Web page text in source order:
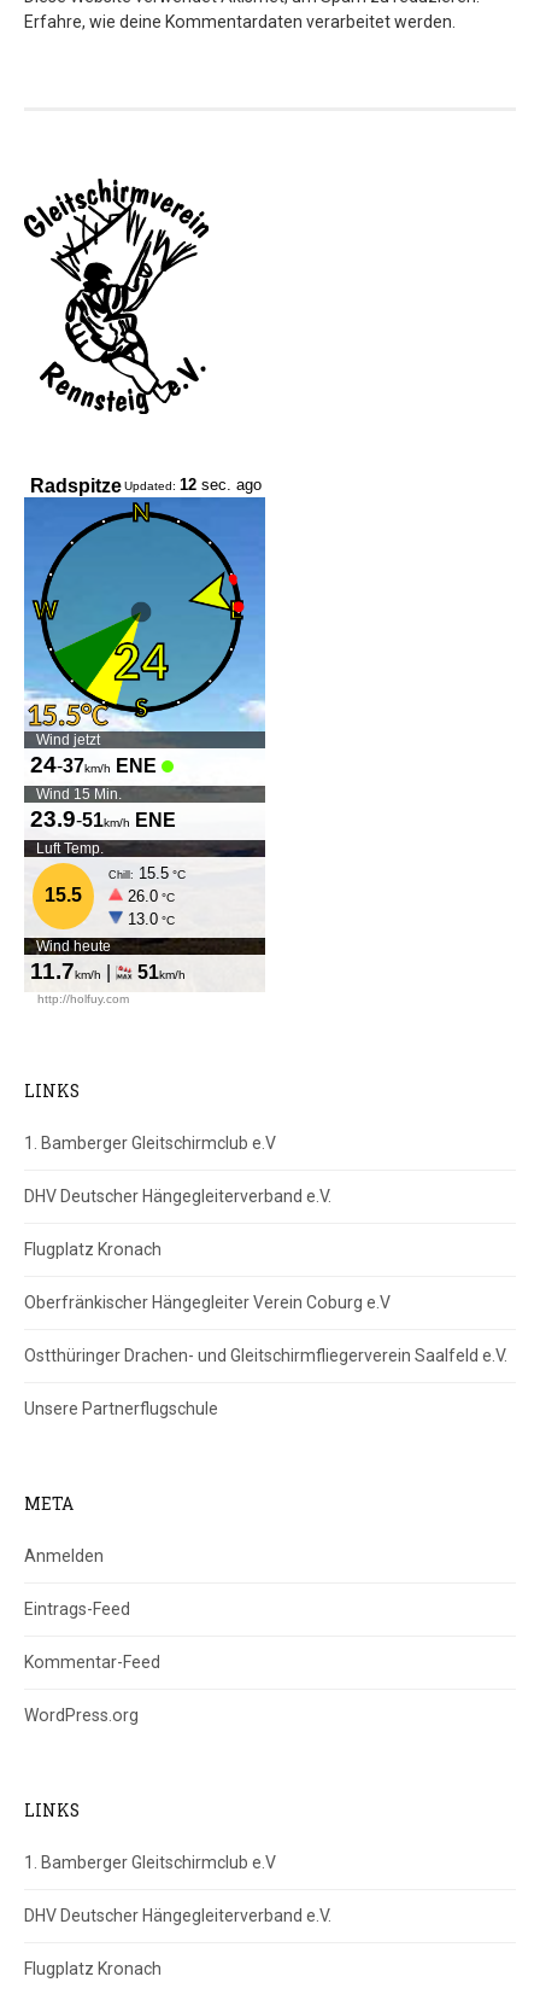
Erfahre, wie deine Kommentardaten verarbeitet werden.
LINKS
1. Bamberger Gleitschirmclub e.V
DHV Deutscher Hängegleiterverband e.V.
Flugplatz Kronach
Oberfränkischer Hängegleiter Verein Coburg e.V
Ostthüringer Drachen- und Gleitschirmfliegerverein Saalfeld e.V.
Unsere Partnerflugschule
META
Anmelden
Eintrags-Feed
Kommentar-Feed
WordPress.org
LINKS
1. Bamberger Gleitschirmclub e.V
DHV Deutscher Hängegleiterverband e.V.
Flugplatz Kronach